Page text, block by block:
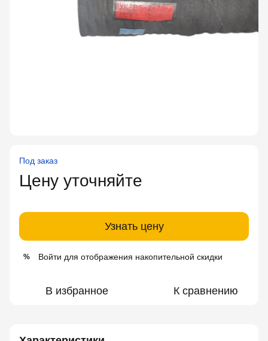
Под заказ
Цену уточняйте
Узнать цену
% Войти для отображения накопительной скидки
В избранное К сравнению